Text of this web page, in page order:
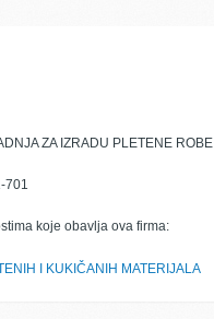
ZA IZRADU PLETENE ROBE
701
koje obavlja ova firma:
I KUKIČANIH MATERIJALA